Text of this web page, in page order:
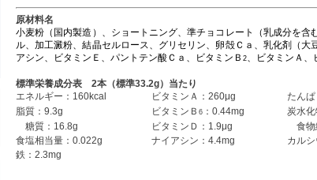
原材料名
小麦粉（国内製造）、ショートニング、準チョコレート（乳成分を
ル、加工澱粉、結晶セルロース、グリセリン、卵殻Ｃａ、乳化剤（
アシン、ビタミンＥ、パントテン酸Ｃａ、ビタミンＢ 2、ビタミンＡ、
標準栄養成分表 2本（標準33.2g）当たり
エネルギー：160kcal
ビタミンＡ：260μg たん
脂質：9.3g
ビタミンＢ 6 ：0.44mg 炭水
糖質：16.8g
ビタミンＤ：1.9μg 食物
食塩相当量：0.022g
ナイアシン：4.4mg カル
鉄：2.3mg